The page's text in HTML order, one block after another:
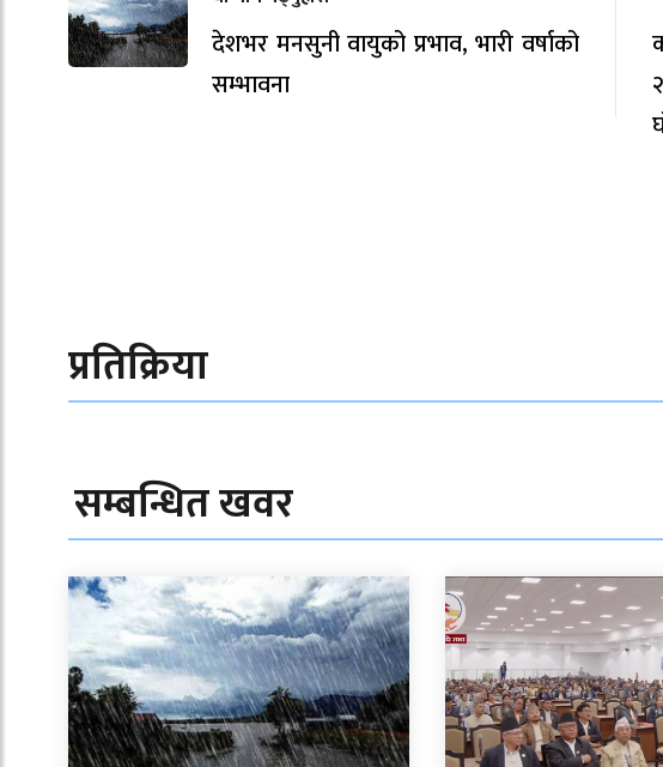
देशभर मनसुनी वायुको प्रभाव, भारी वर्षाको
सम्भावना
प्रतिक्रिया
सम्बन्धित खवर